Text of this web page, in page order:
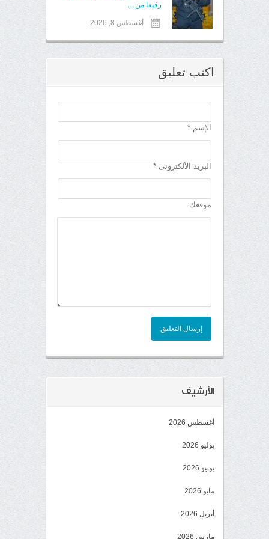
رفيعا من ...
أغسطس 8, 2026
اكتب تعليق
الإسم *
البريد الألكترونى *
موقعك
إرسال التعليق
الأرشيف
أغسطس 2026
يوليو 2026
يونيو 2026
مايو 2026
أبريل 2026
مارس 2026